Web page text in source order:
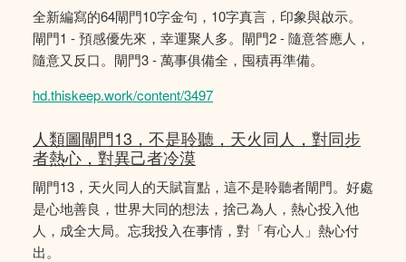
全新編寫的64閘門10字金句，10字真言，印象與啟示。
閘門1 - 預感優先來，幸運聚人多。閘門2 - 隨意答應人，
隨意又反口。閘門3 - 萬事俱備全，囤積再準備。
hd.thiskeep.work/content/3497
人類圖閘門13，不是聆聽，天火同人，對同步
者熱心，對異己者冷漠
閘門13，天火同人的天賦盲點，這不是聆聽者閘門。好處
是心地善良，世界大同的想法，捨己為人，熱心投入他
人，成全大局。忘我投入在事情，對「有心人」熱心付
出。